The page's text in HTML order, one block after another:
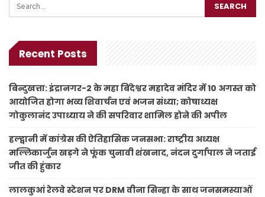
Recent Posts
बिन्दुखत्ता: इंद्रानगर-2 के महा बिंदेश्वर महादेव मंदिर में 10 अगस्त को
आयोजित होगा भव्य शिवार्चन एवं भजन संध्या; कोषाध्यक्ष
गोकुलानंद उपाध्याय ने की सपरिवार शामिल होने की अपील
हल्द्वानी में कांग्रेस की ऐतिहासिक जनसभा: राष्ट्रीय अध्यक्ष
मल्लिकार्जुन खड़गे ने फूंक चुनावी शंखनाद, नंदन दुर्गापाल ने जताई
जीत की हुंकार
लालकुआं रेलवे स्टेशन पर DRM वीना सिन्हा के साथ जनसमस्याओं